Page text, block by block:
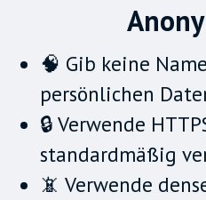
🧠 Gib keine
persönlichen
🔒 Verwende
standardmäßig
📵 Verwende